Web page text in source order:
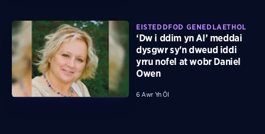
EISTEDDFOD GENEDLAETHOL
‘Dw i ddim yn AI’ meddai
dysgwr sy'n dweud iddi
yrru nofel at wobr Daniel
Owen
6 Awr Yn Ôl